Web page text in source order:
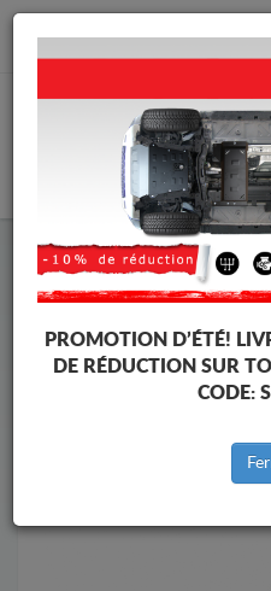
Cache Sous Moteur Mercedes
Cache Sous Moteur
Marques
PROMOTION D’ÉTÉ!
DE RÉDUCTION SUR
CODE: